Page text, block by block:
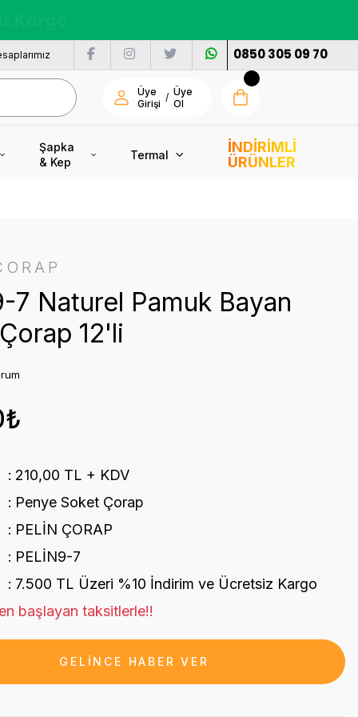
0850 305 09 70
Üye
Girişi
/ Üye
Ol
Şapka
& Kep
Termal
İNDİRİMLİ
ÜRÜNLER
7 Naturel Pamuk Bayan
12'li
210,00 TL + KDV
Penye Soket Çorap
PELİN ÇORAP
PELİN9-7
7.500 TL Üzeri %10 İndirim ve Ücretsiz Kargo
başlayan taksitlerle!!
GELİNCE HABER VER